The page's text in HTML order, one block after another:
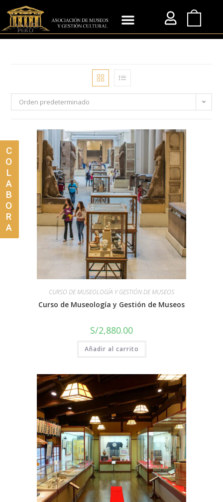
Orden predeterminado
CURSO DE MUSEOLOGÍA Y GESTIÓN DE MUSEOS
Curso de Museología y Gestión de Museos
S/2,880.00
Añadir al carrito
C
O
L
A
B
O
R
A